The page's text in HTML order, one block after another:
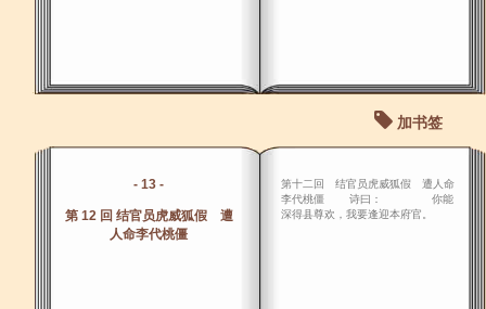
加书签
- 13 -
第 12 回 结官员虎威狐假 遭
人命李代桃僵
第十二回 结官员虎威狐假 遭人命
李代桃僵 诗曰： 你能
深得县尊欢，我要逢迎本府官。